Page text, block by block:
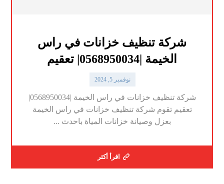
شركة تنظيف خزانات في راس
الخيمة |0568950034| تعقيم
نوفمبر 5, 2024
شركة تنظيف خزانات في راس الخيمة |0568950034|
تعقيم تقوم شركة تنظيف خزانات في راس الخيمة
بعزل وصيانة خزانات المياة باحدث ...
اقرأ أكثر